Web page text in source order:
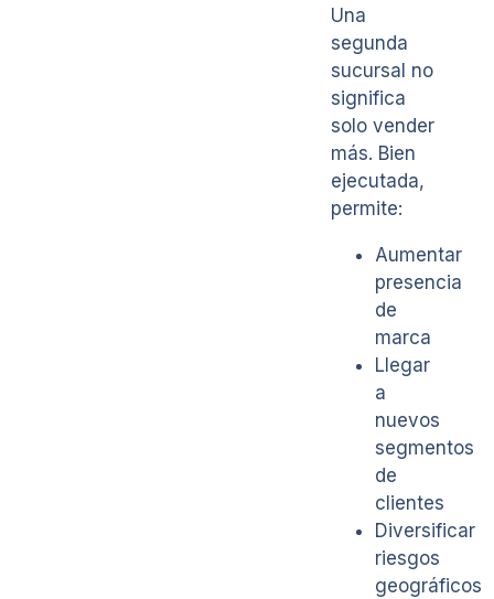
Una
segunda
sucursal no
significa
solo vender
más. Bien
ejecutada,
permite:
Aumentar
presencia
de
marca
Llegar
a
nuevos
segmentos
de
clientes
Diversificar
riesgos
geográficos